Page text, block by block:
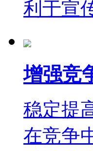
利于宣
增强竞
稳定提
在竞争